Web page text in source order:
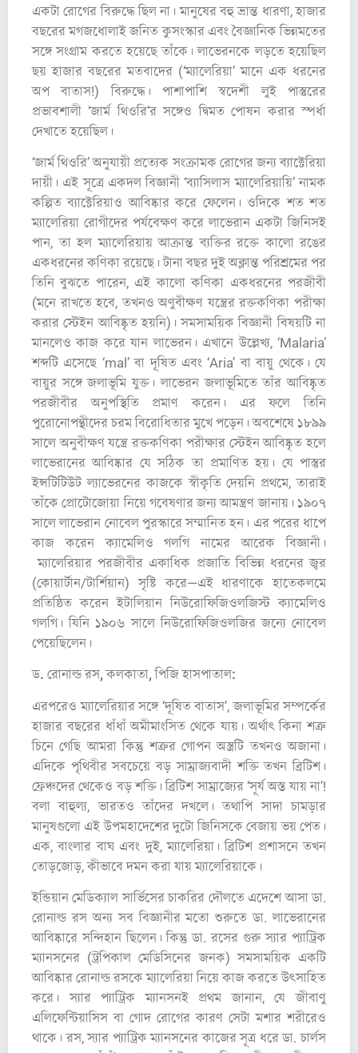
একটা রোগের বিরুদ্ধে ছিল না। মানুষের বহু ভ্রান্ত ধারণা, হাজার
বছরের মগজধোলাই জনিত কুসংস্কার এবং বৈজ্ঞানিক ভিন্নমতের
সঙ্গে সংগ্রাম করতে হয়েছে তাঁকে। লাভেরনকে লড়তে হয়েছিল
ছয় হাজার বছরের মতবাদের (‘ম্যালেরিয়া’ মানে এক ধরনের
অপ বাতাস!) বিরুদ্ধে। পাশাপাশি স্বদেশী লুই পাস্তুরের
প্রভাবশালী ‘জার্ম থিওরি’র সঙ্গেও দ্বিমত পোষন করার স্পর্ধা
দেখাতে হয়েছিল।
‘জার্ম থিওরি’ অনুযায়ী প্রত্যেক সংক্রামক রোগের জন্য ব্যাক্টেরিয়া
দায়ী। এই সূত্রে একদল বিজ্ঞানী ‘ব্যাসিলাস ম্যালেরিয়ায়ি’ নামক
কল্পিত ব্যাক্টেরিয়াও আবিষ্কার করে ফেলেন। ওদিকে শত শত
ম্যালেরিয়া রোগীদের পর্যবেক্ষণ করে লাভেরান একটা জিনিসই
পান, তা হল ম্যালেরিয়ায় আক্রান্ত ব্যক্তির রক্তে কালো রঙের
একধরনের কণিকা রয়েছে। টানা বছর দুই অক্লান্ত পরিশ্রমের পর
তিনি বুঝতে পারেন, এই কালো কণিকা একধরনের পরজীবী
(মনে রাখতে হবে, তখনও অণুবীক্ষণ যন্ত্রের রক্তকণিকা পরীক্ষা
করার স্টেইন আবিষ্কৃত হয়নি)। সমসাময়িক বিজ্ঞানী বিষয়টি না
মানলেও কাজ করে যান লাভেরন। এখানে উল্লেখ্য, ‘Malaria’
শব্দটি এসেছে ‘mal’ বা দূষিত এবং ‘Aria’ বা বায়ু থেকে। যে
বায়ুর সঙ্গে জলাভূমি যুক্ত। লাভেরন জলাভূমিতে তাঁর আবিষ্কৃত
পরজীবীর অনুপস্থিতি প্রমাণ করেন। এর ফলে তিনি
পুরোনোপন্থীদের চরম বিরোধিতার মুখে পড়েন। অবশেষে ১৮৯৯
সালে অনুবীক্ষণ যন্ত্রে রক্তকণিকা পরীক্ষার স্টেইন আবিষ্কৃত হলে
লাভেরানের আবিষ্কার যে সঠিক তা প্রমাণিত হয়। যে পাস্তুর
ইন্সটিটিউট ল্যাভেরনের কাজকে স্বীকৃতি দেয়নি প্রথমে, তারাই
তাঁকে প্রোটোজোয়া নিয়ে গবেষণার জন্য আমন্ত্রণ জানায়। ১৯০৭
সালে লাভেরান নোবেল পুরস্কারে সম্মানিত হন। এর পরের ধাপে
কাজ করেন ক্যামেলিও গলগি নামের আরেক বিজ্ঞানী।
ম্যালেরিয়ার পরজীবীর একাধিক প্রজাতি বিভিন্ন ধরনের জ্বর
(কোয়ার্টা‌ন/টার্শি‌য়ান) সৃষ্টি করে—এই ধারণাকে হাতেকলমে
প্রতিষ্ঠিত করেন ইটালিয়ান নিউরোফিজিওলজিস্ট ক্যামেলিও
গলগি। যিনি ১৯০৬ সালে নিউরোফিজিওলজির জন্যে নোবেল
পেয়েছিলেন।
ড. রোনাল্ড রস, কলকাতা, পিজি হাসপাতাল:
এরপরেও ম্যালেরিয়ার সঙ্গে ‘দূষিত বাতাস’, জলাভূমির সম্পর্কের
হাজার বছরের ধাঁধাঁ অমীমাংসিত থেকে যায়। অর্থাৎ কিনা শত্রু
চিনে গেছি আমরা কিন্তু শত্রুর গোপন অস্ত্রটি তখনও অজানা।
এদিকে পৃথিবীর সবচেয়ে বড় সাম্রাজ্যবাদী শক্তি তখন ব্রিটিশ।
ফ্রেঞ্চদের থেকেও বড় শক্তি। ব্রিটিশ সাম্রাজ্যের ‘সূর্য অস্ত যায় না’!
বলা বাহুল্য, ভারতও তাঁদের দখলে। তথাপি সাদা চামড়ার
মানুষগুলো এই উপমহাদেশের দুটো জিনিসকে বেজায় ভয় পেত।
এক, বাংলার বাঘ এবং দুই, ম্যালেরিয়া। ব্রিটিশ প্রশাসনে তখন
তোড়জোড়, কীভাবে দমন করা যায় ম্যালেরিয়াকে।
ইন্ডিয়ান মেডিক্যাল সার্ভিসের চাকরির দৌলতে এদেশে আসা ডা.
রোনাল্ড রস অন্য সব বিজ্ঞানীর মতো শুরুতে ডা. লাভেরানের
আবিষ্কারে সন্দিহান ছিলেন। কিন্তু ডা. রসের গুরু স্যার প্যাট্রিক
ম্যানসনের (ট্রপিকাল মেডিসিনের জনক) সমসাময়িক একটি
আবিষ্কার রোনাল্ড রসকে ম্যালেরিয়া নিয়ে কাজ করতে উৎসাহিত
করে। স্যার প্যাট্রিক ম্যানসনই প্রথম জানান, যে জীবাণু
এলিফেন্টিয়াসিস বা গোদ রোগের কারণ সেটা মশার শরীরেও
থাকে। রস, স্যার প্যাট্রিক ম্যানসনের কাজের সূত্র ধরে ডা. চার্লস